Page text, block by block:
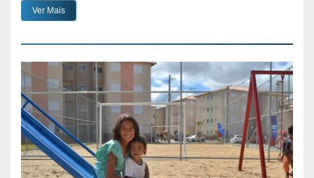
Ver Mais